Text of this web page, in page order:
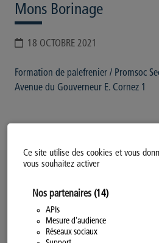
Ce site utilise des cookies et vous
vous souhaitez activer
Nos partenaires (14)
APIs
Mesure d'audience
Réseaux sociaux
Mons Borinage
18 OCTOBRE 2021
Formation de palefrenier / Promsoc
Avenue du Gouverneur E. Cornez 1
Modifiez votre consentement
Politique Générale de